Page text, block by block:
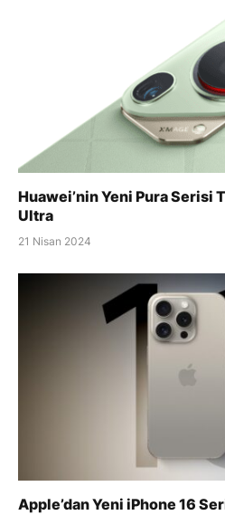
Huawei’nin Yeni Pura Serisi
Ultra
21 Nisan 2024
Apple’dan Yeni iPhone 16